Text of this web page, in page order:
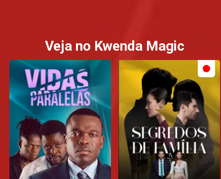
Veja no Kwenda Magic